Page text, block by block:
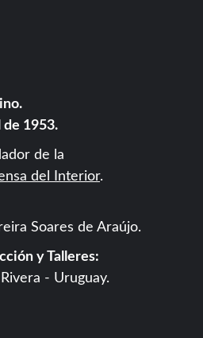
de 1953.
de la
del Interior.
Soares de Araújo.
y Talleres:
- Uruguay.